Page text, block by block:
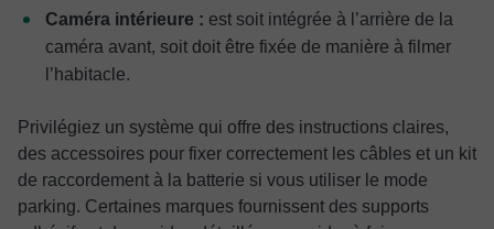
Caméra intérieure : est soit intégrée à l’arrière de la
caméra avant, soit doit être fixée de manière à filmer
l’habitacle.
Privilégiez un système qui offre des instructions claires,
des accessoires pour fixer correctement les câbles et un kit
de raccordement à la batterie si vous utiliser le mode
parking. Certaines marques fournissent des supports